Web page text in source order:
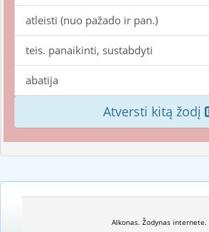
atleisti (nuo pažado ir pan.)
teis. panaikinti, sustabdyti
abatija
Atversti kitą žodį
Alkonas. Žodynas internete.